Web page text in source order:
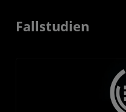
Fallstudien